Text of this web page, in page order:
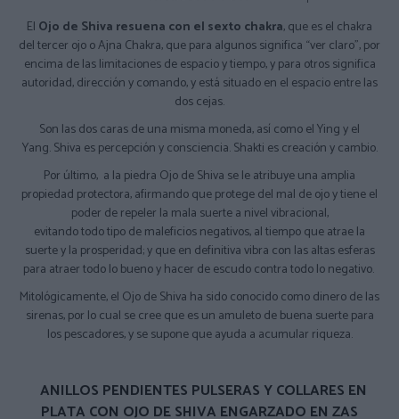
El Ojo de Shiva resuena con el sexto chakra, que es el chakra
del tercer ojo o Ajna Chakra, que para algunos significa “ver claro”, por
encima de las limitaciones de espacio y tiempo, y para otros significa
autoridad, dirección y comando, y está situado en el espacio entre las
dos cejas.
Son las dos caras de una misma moneda, así como el Ying y el
Yang. Shiva es percepción y consciencia. Shakti es creación y cambio.
Por último, a la piedra Ojo de Shiva se le atribuye una amplia
propiedad protectora, afirmando que protege del mal de ojo y tiene el
poder de repeler la mala suerte a nivel vibracional,
evitando todo tipo de maleficios negativos, al tiempo que atrae la
suerte y la prosperidad; y que en definitiva vibra con las altas esferas
para atraer todo lo bueno y hacer de escudo contra todo lo negativo.
Mitológicamente, el Ojo de Shiva ha sido conocido como dinero de las
sirenas, por lo cual se cree que es un amuleto de buena suerte para
los pescadores, y se supone que ayuda a acumular riqueza.
ANILLOS PENDIENTES PULSERAS Y COLLARES EN
PLATA CON OJO DE SHIVA ENGARZADO EN ZAS